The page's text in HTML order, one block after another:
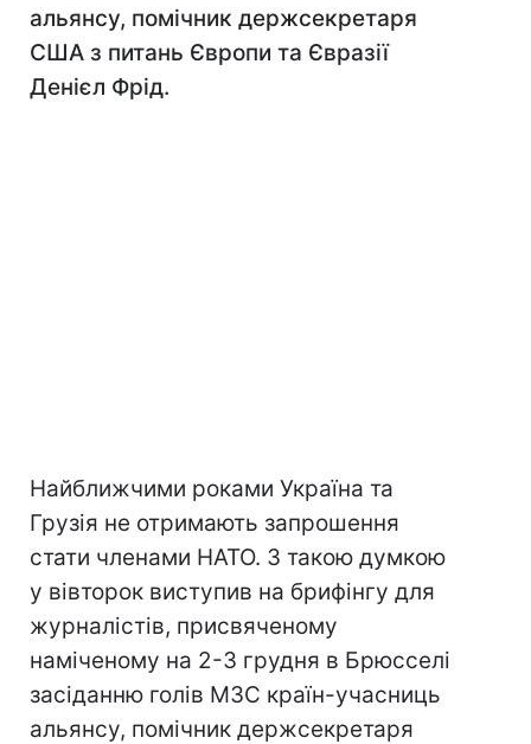
альянсу, помічник держсекретаря
США з питань Європи та Євразії
Денієл Фрід.
Найближчими роками Україна та
Грузія не отримають запрошення
стати членами НАТО. З такою думкою
у вівторок виступив на брифінгу для
журналістів, присвяченому
наміченому на 2-3 грудня в Брюсселі
засіданню голів МЗС країн-учасниць
альянсу, помічник держсекретаря